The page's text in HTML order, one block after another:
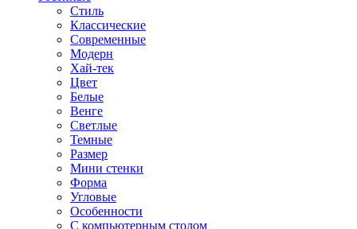
Стиль
Классические
Современные
Модерн
Хай-тек
Цвет
Белые
Венге
Светлые
Темные
Размер
Мини стенки
Форма
Угловые
Особенности
С компьютерным столом